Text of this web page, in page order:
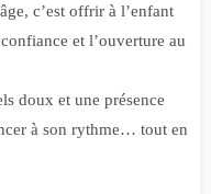
c’est offrir à l’enfant
et l’ouverture au
doux et une présence
à son rythme… tout en